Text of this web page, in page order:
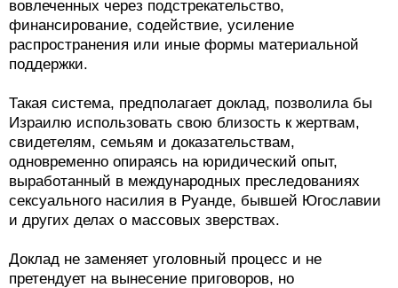
вовлеченных через подстрекательство,
финансирование, содействие, усиление
распространения или иные формы материальной
поддержки.
Такая система, предполагает доклад, позволила бы
Израилю использовать свою близость к жертвам,
свидетелям, семьям и доказательствам,
одновременно опираясь на юридический опыт,
выработанный в международных преследованиях
сексуального насилия в Руанде, бывшей Югославии
и других делах о массовых зверствах.
Доклад не заменяет уголовный процесс и не
претендует на вынесение приговоров, но